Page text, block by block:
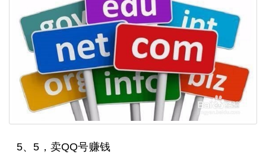
5、5，卖QQ号赚钱